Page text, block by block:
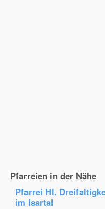
Pfarreien in der Nähe
Pfarrei Hl.
im Isartal